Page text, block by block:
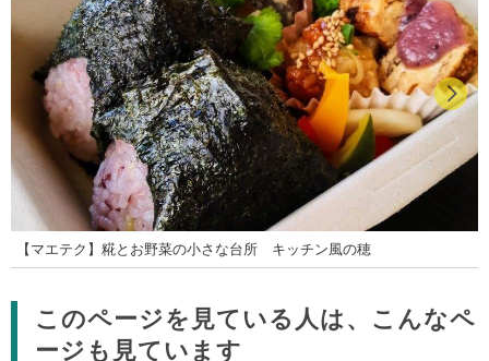
【マエテク】糀とお野菜の小さな台所 キッチン風の穂
このページを見ている人は、こんなペ
ージも見ています